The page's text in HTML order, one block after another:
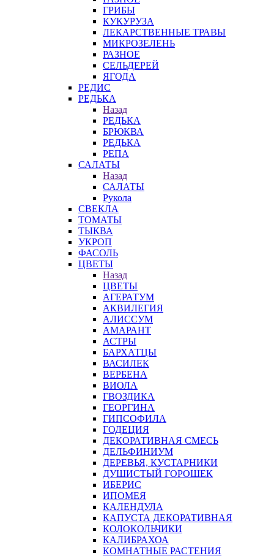
ГРИБЫ
КУКУРУЗА
ЛЕКАРСТВЕННЫЕ ТРАВЫ
МИКРОЗЕЛЕНЬ
РАЗНОЕ
СЕЛЬДЕРЕЙ
ЯГОДА
РЕДИС
РЕДЬКА
Назад
РЕДЬКА
БРЮКВА
РЕДЬКА
РЕПА
САЛАТЫ
Назад
САЛАТЫ
Рукола
СВЕКЛА
ТОМАТЫ
ТЫКВА
УКРОП
ФАСОЛЬ
ЦВЕТЫ
Назад
ЦВЕТЫ
АГЕРАТУМ
АКВИЛЕГИЯ
АЛИССУМ
АМАРАНТ
АСТРЫ
БАРХАТЦЫ
ВАСИЛЕК
ВЕРБЕНА
ВИОЛА
ГВОЗДИКА
ГЕОРГИНА
ГИПСОФИЛА
ГОДЕЦИЯ
ДЕКОРАТИВНАЯ СМЕСЬ
ДЕЛЬФИНИУМ
ДЕРЕВЬЯ, КУСТАРНИКИ
ДУШИСТЫЙ ГОРОШЕК
ИБЕРИС
ИПОМЕЯ
КАЛЕНДУЛА
КАПУСТА ДЕКОРАТИВНАЯ
КОЛОКОЛЬЧИКИ
КАЛИБРАХОА
КОМНАТНЫЕ РАСТЕНИЯ